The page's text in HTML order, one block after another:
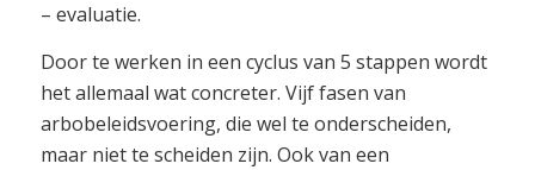
– evaluatie.
Door te werken in een cyclus van 5 stappen wordt
het allemaal wat concreter. Vijf fasen van
arbobeleidsvoering, die wel te onderscheiden,
maar niet te scheiden zijn. Ook van een